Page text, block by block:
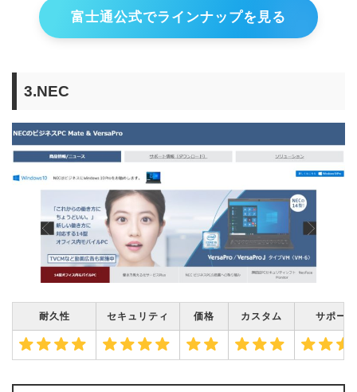
富士通公式でラインナップを見る
3.NEC
耐久性 セキュリティ 価格 カスタム サポート